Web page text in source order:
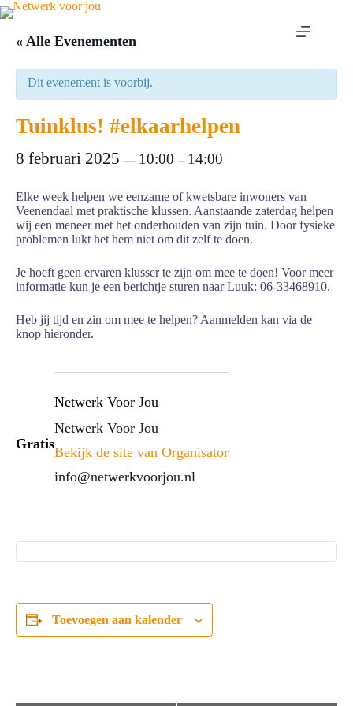
Ga
naar
inhoud« Alle Evenementen
Dit evenement is voorbij.
Tuinklus! #elkaarhelpen
8 februari 2025 — 10:00 – 14:00
Elke week helpen we eenzame of kwetsbare inwoners van
Veenendaal met praktische klussen. Aanstaande zaterdag helpen
wij een meneer met het onderhouden van zijn tuin. Door fysieke
problemen lukt het hem niet om dit zelf te doen.
Je hoeft geen ervaren klusser te zijn om mee te doen! Voor meer
informatie kun je een berichtje sturen naar Luuk: 06-33468910.
Heb jij tijd en zin om mee te helpen? Aanmelden kan via de
knop hieronder.
Gratis
Netwerk Voor Jou
Netwerk Voor Jou
Bekijk de site van Organisator
info@netwerkvoorjou.nl
Toevoegen aan kalender